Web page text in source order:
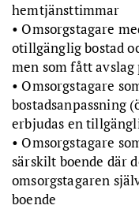
hemtjänsttimmar
• Omsorgstagare
otillgänglig bostad
men som fått
• Omsorgstagare
bostadsanpassning
erbjudas en
• Omsorgstagare
särskilt boende där
omsorgstagaren
boende